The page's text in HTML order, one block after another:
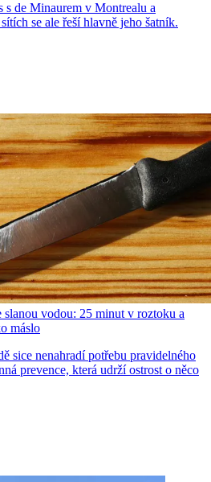
s de Minaurem v Montrealu a
se ale řeší hlavně jeho šatník.
vodou: 25 minut v roztoku a
máslo
sice nenahradí potřebu pravidelného
prevence, která udrží ostrost o něco